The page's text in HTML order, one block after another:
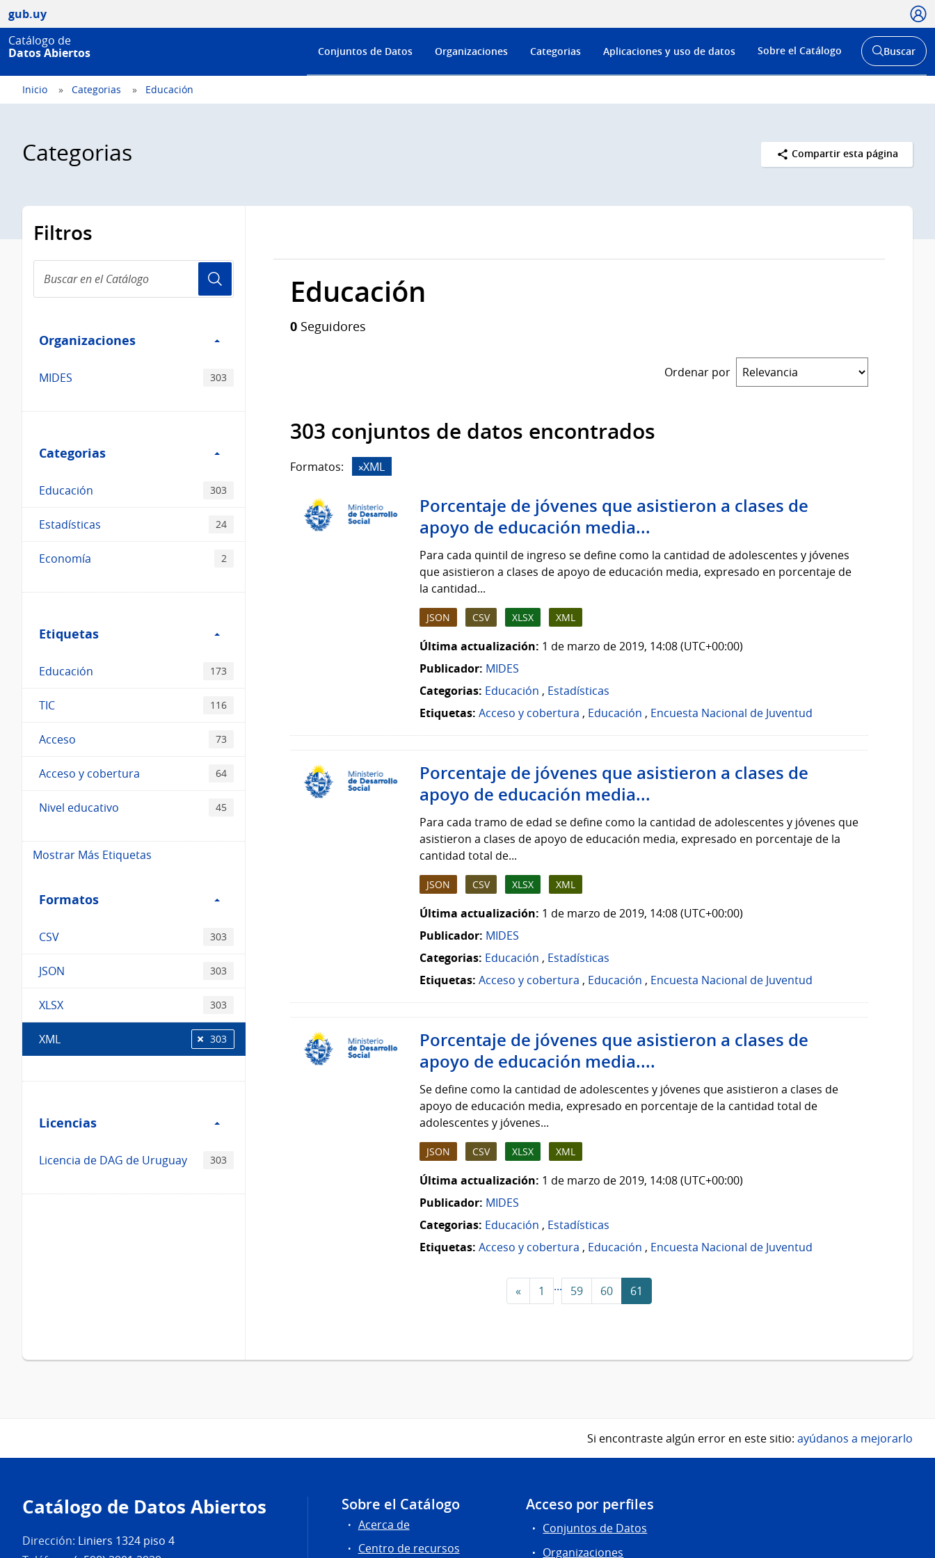
gub.uy
Catálogo de
Datos Abiertos
Menú
de
Conjuntos de Datos Organizaciones Categorias Aplicaciones y uso de datos Sobre el Catálogo
Abrir
buscador
Buscar
Inicio Categorias Educación
Categorias Compartir esta página
Filtros
en
el
Organizaciones
Organizaciones
MIDES 303
Categorias
Categorias
Educación 303
Estadísticas 24
Economía 2
Etiquetas
Etiquetas
Educación 173
TIC 116
Acceso 73
Acceso y cobertura 64
Nivel educativo 45
Mostrar Más Etiquetas
Formatos
Formatos
CSV 303
JSON 303
XLSX 303
XML 303
Licencias
Licencias
Licencia de DAG de Uruguay 303
Educación
0 Seguidores
Ordenar por
303 conjuntos de datos encontrados
Formatos: XML
Porcentaje de jóvenes que asistieron a clases de
apoyo de educación media...
Para cada quintil de ingreso se define como la cantidad de adolescentes y jóvenes
que asistieron a clases de apoyo de educación media, expresado en porcentaje de
la cantidad...
JSON CSV XLSX XML
Última actualización: 1 de marzo de 2019, 14:08 (UTC+00:00)
Publicador: MIDES
Categorias: Educación , Estadísticas
Etiquetas: Acceso y cobertura , Educación , Encuesta Nacional de Juventud
Porcentaje de jóvenes que asistieron a clases de
apoyo de educación media...
Para cada tramo de edad se define como la cantidad de adolescentes y jóvenes que
asistieron a clases de apoyo de educación media, expresado en porcentaje de la
cantidad total de...
JSON CSV XLSX XML
Última actualización: 1 de marzo de 2019, 14:08 (UTC+00:00)
Publicador: MIDES
Categorias: Educación , Estadísticas
Etiquetas: Acceso y cobertura , Educación , Encuesta Nacional de Juventud
Porcentaje de jóvenes que asistieron a clases de
apoyo de educación media....
Se define como la cantidad de adolescentes y jóvenes que asistieron a clases de
apoyo de educación media, expresado en porcentaje de la cantidad total de
adolescentes y jóvenes...
JSON CSV XLSX XML
Última actualización: 1 de marzo de 2019, 14:08 (UTC+00:00)
Publicador: MIDES
Categorias: Educación , Estadísticas
Etiquetas: Acceso y cobertura , Educación , Encuesta Nacional de Juventud
« 1 ... 59 60 61
Si encontraste algún error en este sitio: ayúdanos a mejorarlo
de
página
Catálogo de Datos Abiertos
Dirección: Liniers 1324 piso 4
Sobre el Catálogo
Acerca de
Centro de recursos
Acceso por perfiles
Conjuntos de Datos
Organizaciones